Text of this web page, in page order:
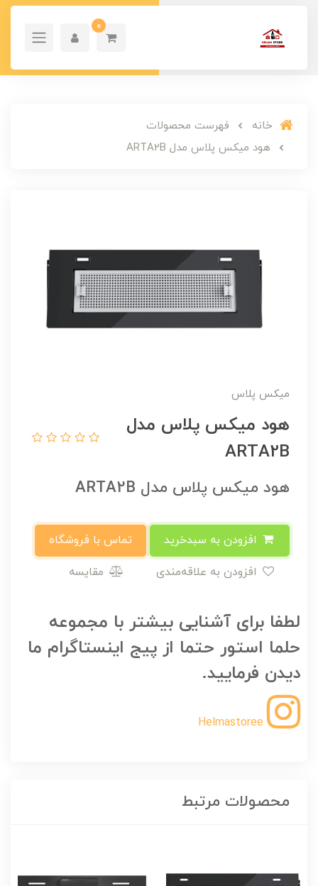
0
خانه
فهرست محصولات
هود میکس پلاس مدل ARTA2B
میکس پلاس
هود میکس پلاس مدل
ARTA2B
هود میکس پلاس مدل ARTA2B
تماس با فروشگاه
مقایسه
لطفا برای آشنایی بیشتر با مجموعه
حلما استور حتما از پیج اینستاگرام ما
دیدن فرمایید.
Helmastoree
محصولات مرتبط